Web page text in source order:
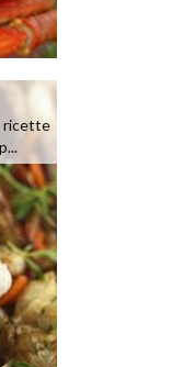
ricette